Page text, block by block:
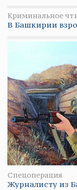
Криминальное
В Башкирии
Спецоперация
Журналисту из